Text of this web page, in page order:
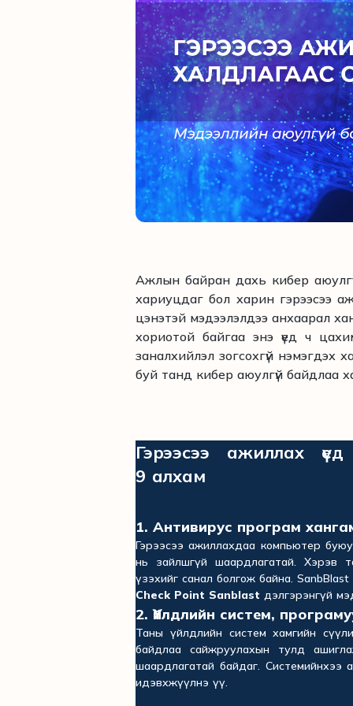
Ажлын байран дахь кибер
хариуцдаг бол харин гэрээсээ
цэнэтэй мэдээлэлдээ анхаарал
хориотой байгаа энэ үед ч
заналхийлэл зогсохгүй
буй танд кибер аюулгүй байдлаа
Гэрээсээ ажиллах
9 алхам
1. Антивирус програм
Гэрээсээ ажиллахдаа компьютер буюу
нь зайлшгүй шаардлагатай. Хэрэв
үзэхийг санал болгож байна.
Check Point Sanblast дэлгэрэнгүй
2. Үйлдлийн систем,
Таны үйлдлийн систем хамгийн
байдлаа сайжруулахын тулд
шаардлагатай байдаг. Системийнхээ
идэвхжүүлнэ үү.